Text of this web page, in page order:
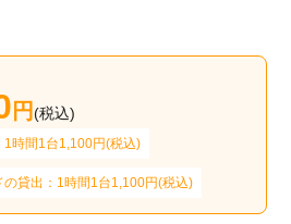
円(税込)
1時間1台1,100円(税込)
の貸出：1時間1台1,100円(税込)